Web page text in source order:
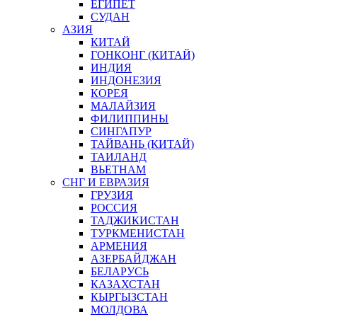
ЕГИПЕТ
СУДАН
АЗИЯ
КИТАЙ
ГОНКОНГ (КИТАЙ)
ИНДИЯ
ИНДОНЕЗИЯ
КОРЕЯ
МАЛАЙЗИЯ
ФИЛИППИНЫ
СИНГАПУР
ТАЙВАНЬ (КИТАЙ)
ТАИЛАНД
ВЬЕТНАМ
СНГ И ЕВРАЗИЯ
ГРУЗИЯ
РОССИЯ
ТАДЖИКИСТАН
ТУРКМЕНИСТАН
АРМЕНИЯ
АЗЕРБАЙДЖАН
БЕЛАРУСЬ
КАЗАХСТАН
КЫРГЫЗСТАН
МОЛДОВА